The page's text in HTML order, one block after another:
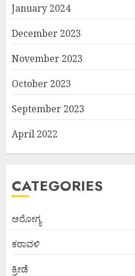
January 2024
December 2023
November 2023
October 2023
September 2023
April 2022
CATEGORIES
ಆರೋಗ್ಯ
ಕರಾವಳಿ
ಕ್ರೀಡೆ